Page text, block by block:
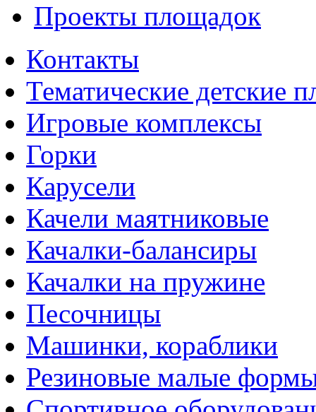
Проекты площадок
Контакты
Тематические детские
Игровые комплексы
Горки
Карусели
Качели маятниковые
Качалки-балансиры
Качалки на пружине
Песочницы
Машинки, кораблики
Резиновые малые